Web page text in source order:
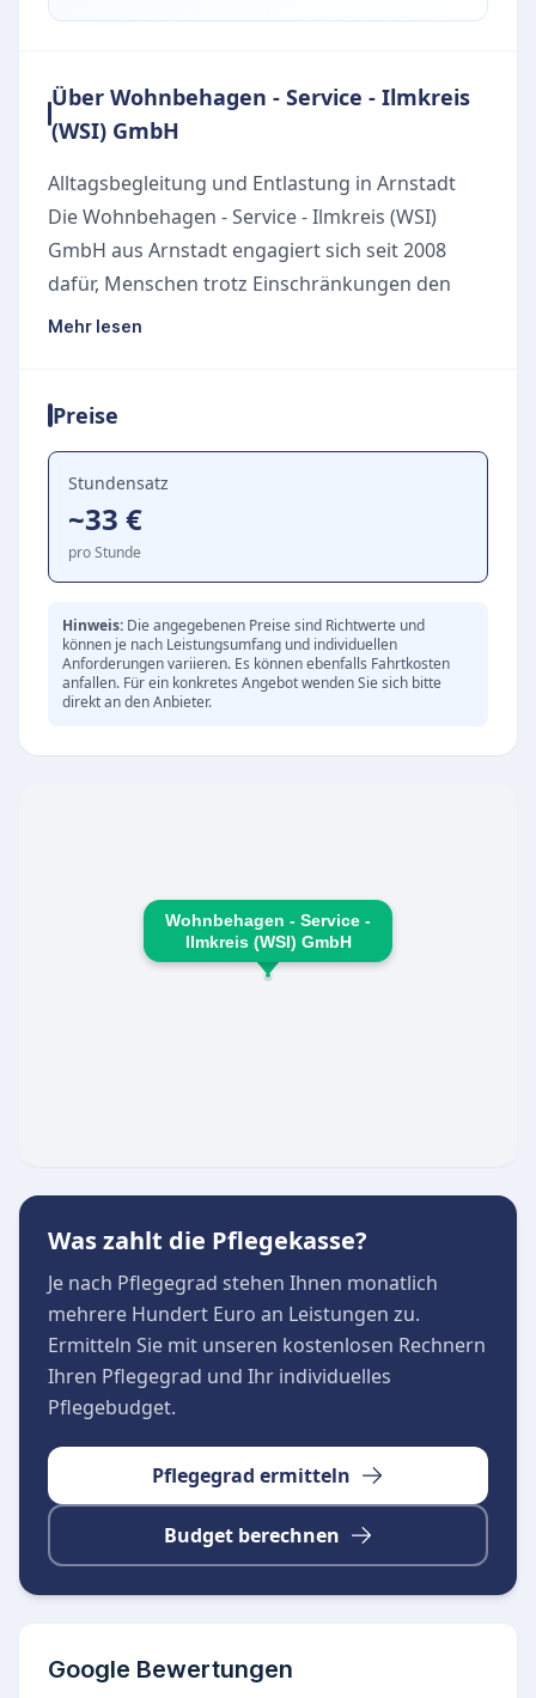
Über Wohnbehagen - Service - Ilmkreis
(WSI) GmbH
Alltagsbegleitung und Entlastung in Arnstadt
Die Wohnbehagen - Service - Ilmkreis (WSI)
GmbH aus Arnstadt engagiert sich seit 2008
dafür, Menschen trotz Einschränkungen den
Alltag lebenswerter zu gestalten. Als
hauswirtschaftlichen und sozialen Entlastung
von Senioren, Familien und Menschen mit
Behinderungen. Dabei grenzt sich das Angebot
klar von der medizinischen Pflege ab und
konzentriert sich rein auf die praktische
Bewältigung des täglichen Lebens.
Das engagierte Team bietet umfangreiche
Unterstützung im Rahmen der
niedrigschwelligen Betreuungs- und
Kernleistungen gehören:
Individuelle Einzelbetreuung im häuslichen
Umfeld sowie Kleingruppenbetreuung
Kurzfristige Alltagshilfe zur Überbrückung bei
Nachbarschaftshilfe, um ein gemeinsames
Miteinander und ein selbstbestimmtes
Älterwerden zu unterstützen.
Mehr lesen
Preise
Stundensatz
~33 €
pro Stunde
Hinweis: Die angegebenen Preise sind Richtwerte und
können je nach Leistungsumfang und individuellen
Anforderungen variieren. Es können ebenfalls Fahrtkosten
anfallen. Für ein konkretes Angebot wenden Sie sich bitte
direkt an den Anbieter.
Wohnbehagen - Service -
Ilmkreis (WSI) GmbH
Was zahlt die Pflegekasse?
Je nach Pflegegrad stehen Ihnen monatlich
mehrere Hundert Euro an Leistungen zu.
Ermitteln Sie mit unseren kostenlosen Rechnern
Ihren Pflegegrad und Ihr individuelles
Pflegebudget.
Pflegegrad ermitteln
Budget berechnen
Google Bewertungen